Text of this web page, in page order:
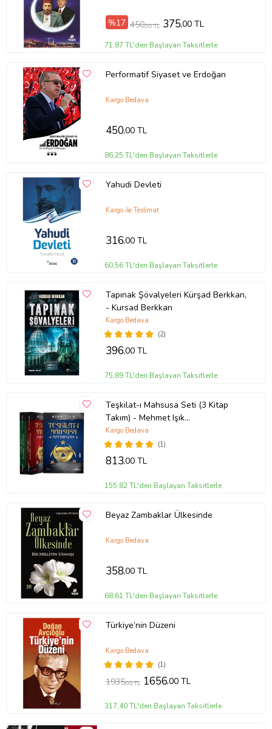
%17 450,00 TL 375,00 TL
71,87 TL'den Başlayan Taksitlerle
Performatif Siyaset ve Erdoğan
Kargo Bedava
450,00 TL
86,25 TL'den Başlayan Taksitlerle
Yahudi Devleti
Kargo ile Teslimat
316,00 TL
60,56 TL'den Başlayan Taksitlerle
Tapınak Şövalyeleri Kürşad Berkkan,
- Kursad Berkkan
(2)
Kargo Bedava
396,00 TL
75,89 TL'den Başlayan Taksitlerle
Teşkilat-ı Mahsusa Seti (3 Kitap
Takım) - Mehmet Işık
9788789695631
(1)
Kargo Bedava
813,00 TL
155,82 TL'den Başlayan Taksitlerle
Beyaz Zambaklar Ülkesinde
Kargo Bedava
358,00 TL
68,61 TL'den Başlayan Taksitlerle
Türkiye’nin Düzeni
(1)
Kargo Bedava
1935,00 TL 1656,00 TL
317,40 TL'den Başlayan Taksitlerle